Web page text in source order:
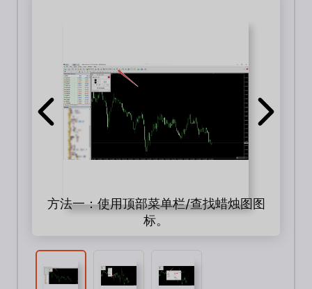
方法一：使用顶部菜单栏/查找蜡烛图图
标。